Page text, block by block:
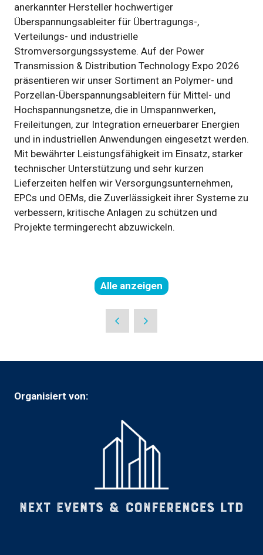
anerkannter Hersteller hochwertiger
Überspannungsableiter für Übertragungs-,
Verteilungs- und industrielle
Stromversorgungssysteme. Auf der Power
Transmission & Distribution Technology Expo 2026
präsentieren wir unser Sortiment an Polymer- und
Porzellan-Überspannungsableitern für Mittel- und
Hochspannungsnetze, die in Umspannwerken,
Freileitungen, zur Integration erneuerbarer Energien
und in industriellen Anwendungen eingesetzt werden.
Mit bewährter Leistungsfähigkeit im Einsatz, starker
technischer Unterstützung und sehr kurzen
Lieferzeiten helfen wir Versorgungsunternehmen,
EPCs und OEMs, die Zuverlässigkeit ihrer Systeme zu
verbessern, kritische Anlagen zu schützen und
Projekte termingerecht abzuwickeln.
Alle anzeigen
(öffnet
in
einer
neuen
Organisiert von: